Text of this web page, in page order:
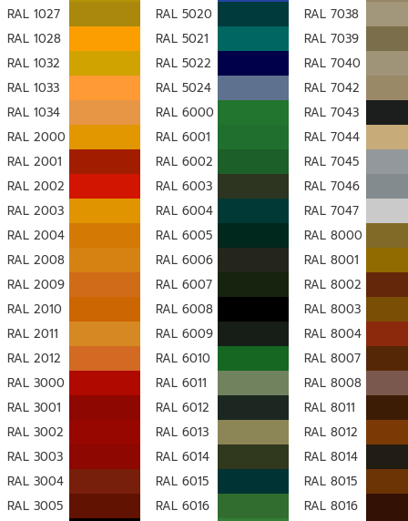
RAL 1027
RAL 5020
RAL 7038
RAL 1028
RAL 5021
RAL 7039
RAL 1032
RAL 5022
RAL 7040
RAL 1033
RAL 5024
RAL 7042
RAL 1034
RAL 6000
RAL 7043
RAL 2000
RAL 6001
RAL 7044
RAL 2001
RAL 6002
RAL 7045
RAL 2002
RAL 6003
RAL 7046
RAL 2003
RAL 6004
RAL 7047
RAL 2004
RAL 6005
RAL 8000
RAL 2008
RAL 6006
RAL 8001
RAL 2009
RAL 6007
RAL 8002
RAL 2010
RAL 6008
RAL 8003
RAL 2011
RAL 6009
RAL 8004
RAL 2012
RAL 6010
RAL 8007
RAL 3000
RAL 6011
RAL 8008
RAL 3001
RAL 6012
RAL 8011
RAL 3002
RAL 6013
RAL 8012
RAL 3003
RAL 6014
RAL 8014
RAL 3004
RAL 6015
RAL 8015
RAL 3005
RAL 6016
RAL 8016